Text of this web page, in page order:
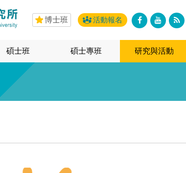
博士班 活動報名
碩士班 碩士專班 研究與活動